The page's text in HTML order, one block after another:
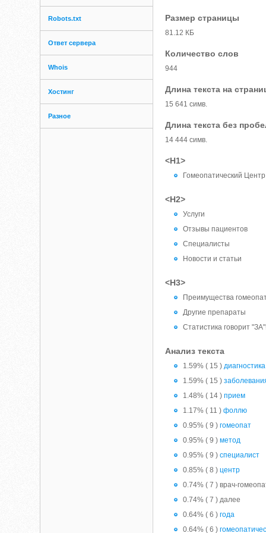
Robots.txt
Ответ сервера
Whois
Хостинг
Разное
Размер страницы
81.12 КБ
Количество слов
944
Длина текста на
15 641 симв.
Длина текста без
14 444 симв.
<H1>
Гомеопатический
<H2>
Услуги
Отзывы пациентов
Специалисты
Новости и статьи
<H3>
Преимущества
Другие препараты
Статистика говорит
Анализ текста
1.59% ( 15 )диагностика
1.59% ( 15 )
1.48% ( 14 )прием
1.17% ( 11 )фоллю
0.95% ( 9 )гомеопат
0.95% ( 9 )метод
0.95% ( 9 )специалист
0.85% ( 8 )центр
0.74% ( 7 ) врач-
0.74% ( 7 ) далее
0.64% ( 6 )года
0.64% ( 6 )